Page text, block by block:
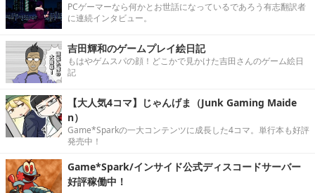
PCゲーマーなら何かとお世話になっているであろう有志翻訳者
に連続インタビュー。
吉田輝和のゲームプレイ絵日記
もはやゲムスパの顔！どこかで見かけた吉田さんのゲーム絵日
記
【大人気4コマ】じゃんげま（Junk Gaming Maide
n）
Game*Sparkの一大コンテンツに成長した4コマ。単行本も好評
発売中！
Game*Spark/インサイド公式ディスコードサーバー
好評稼働中！